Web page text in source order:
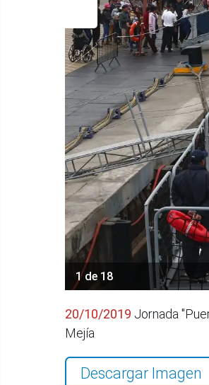
1 de 18
20/10/2019 Jornada
Mejía
Descargar Imagen